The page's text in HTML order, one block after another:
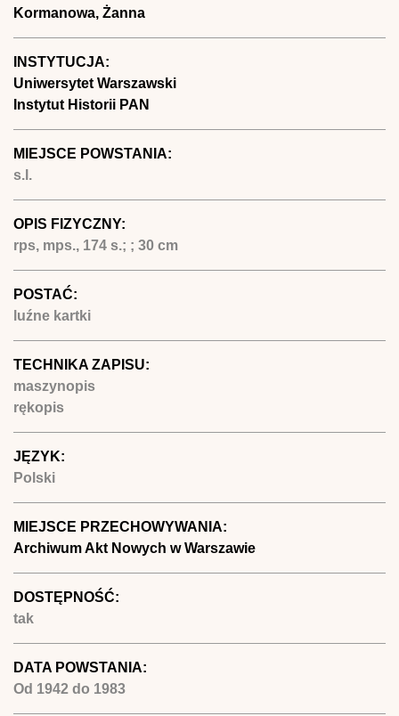
Kormanowa, Żanna
INSTYTUCJA:
Uniwersytet Warszawski
Instytut Historii PAN
MIEJSCE POWSTANIA:
s.l.
OPIS FIZYCZNY:
rps, mps., 174 s.; ; 30 cm
POSTAĆ:
luźne kartki
TECHNIKA ZAPISU:
maszynopis
rękopis
JĘZYK:
Polski
MIEJSCE PRZECHOWYWANIA:
Archiwum Akt Nowych w Warszawie
DOSTĘPNOŚĆ:
tak
DATA POWSTANIA:
Od 1942 do 1983